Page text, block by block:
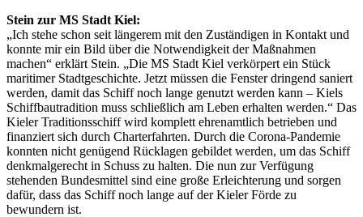
Stein zur MS Stadt Kiel:
„Ich stehe schon seit längerem mit den Zuständigen in Kontakt und
konnte mir ein Bild über die Notwendigkeit der Maßnahmen
machen“ erklärt Stein. „Die MS Stadt Kiel verkörpert ein Stück
maritimer Stadtgeschichte. Jetzt müssen die Fenster dringend saniert
werden, damit das Schiff noch lange genutzt werden kann – Kiels
Schiffbautradition muss schließlich am Leben erhalten werden.“ Das
Kieler Traditionsschiff wird komplett ehrenamtlich betrieben und
finanziert sich durch Charterfahrten. Durch die Corona-Pandemie
konnten nicht genügend Rücklagen gebildet werden, um das Schiff
denkmalgerecht in Schuss zu halten. Die nun zur Verfügung
stehenden Bundesmittel sind eine große Erleichterung und sorgen
dafür, dass das Schiff noch lange auf der Kieler Förde zu
bewundern ist.